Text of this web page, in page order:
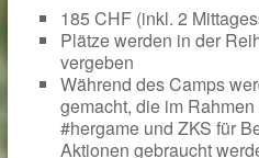
185 CHF (inkl. 2
Plätze werden in der
vergeben
Während des Camps
gemacht, die im
#hergame und ZKS für
Aktionen gebraucht